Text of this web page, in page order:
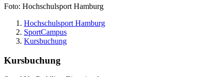
Foto: Hochschulsport Hamburg
Hochschulsport Hamburg
SportCampus
Kursbuchung
Kursbuchung